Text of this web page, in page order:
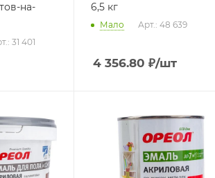
на-
31 401
6,5 кг
Мало Арт.: 48 639
4 356.80 ₽/шт